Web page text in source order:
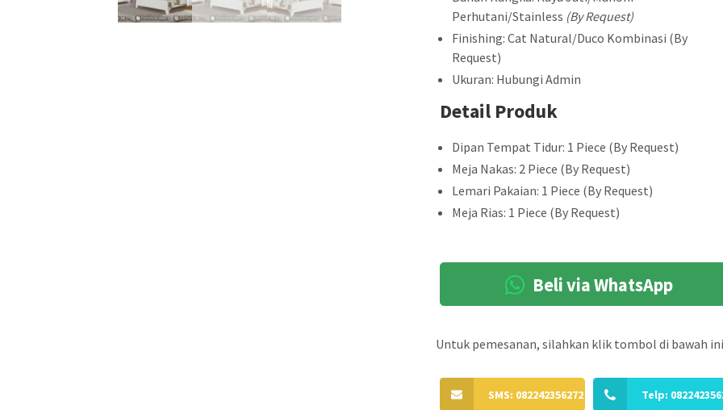
Perhutani/Stainless (By Request)
Finishing: Cat Natural/Duco Kombinasi (By
Request)
Ukuran: Hubungi Admin
Detail Produk
Dipan Tempat Tidur: 1 Piece (By Request)
Meja Nakas: 2 Piece (By Request)
Lemari Pakaian: 1 Piece (By Request)
Meja Rias: 1 Piece (By Request)
Beli via WhatsApp
Untuk pemesanan, silahkan klik tombol di bawah
SMS: 082242356272 Telp: